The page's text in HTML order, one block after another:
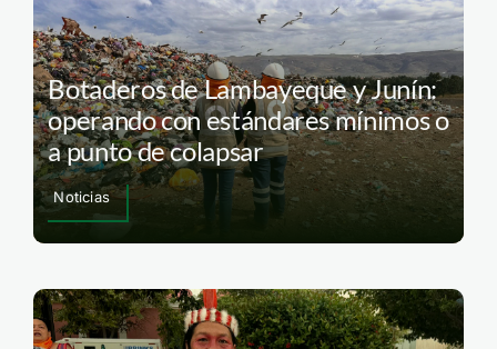
Botaderos de Lambayeque y Junín:
operando con estándares mínimos o
a punto de colapsar
Noticias